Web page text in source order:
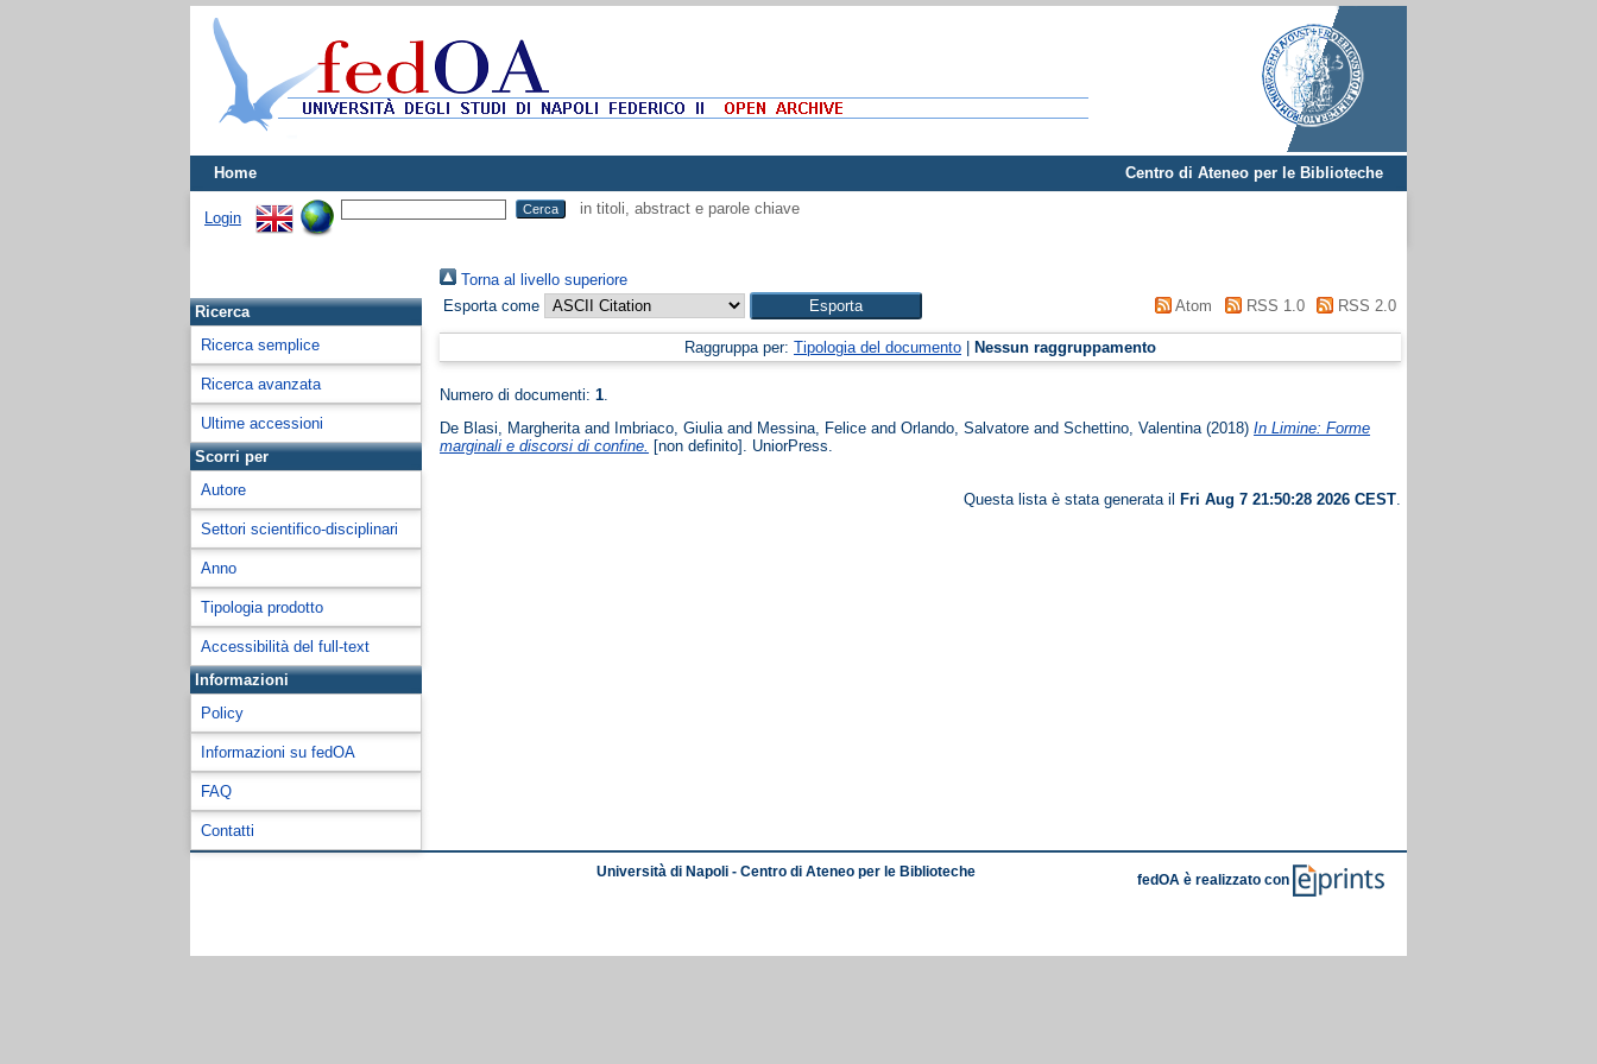
Home Centro di Ateneo per le Biblioteche
Login
in titoli, abstract e parole chiave
Ricerca
Ricerca semplice
Ricerca avanzata
Ultime accessioni
Scorri per
Autore
Settori scientifico-disciplinari
Anno
Tipologia prodotto
Accessibilità del full-text
Informazioni
Policy
Informazioni su fedOA
FAQ
Contatti
Torna al livello superiore
Esporta come
Atom RSS 1.0 RSS 2.0
Raggruppa per:Tipologia del documento Nessun raggruppamento
Numero di documenti:1.
De Blasi, Margherita and Imbriaco, Giulia and Messina, Felice andOrlando, Salvatore andSchettino, Valentina (2018)In Limine: Forme
marginali e discorsi di confine.
[non definito]. UniorPress.
Questa lista è stata generata il Fri Aug 7 21:50:28 2026 CEST
Università di Napoli - Centro di Ateneo per le Biblioteche
fedOA è realizzato con